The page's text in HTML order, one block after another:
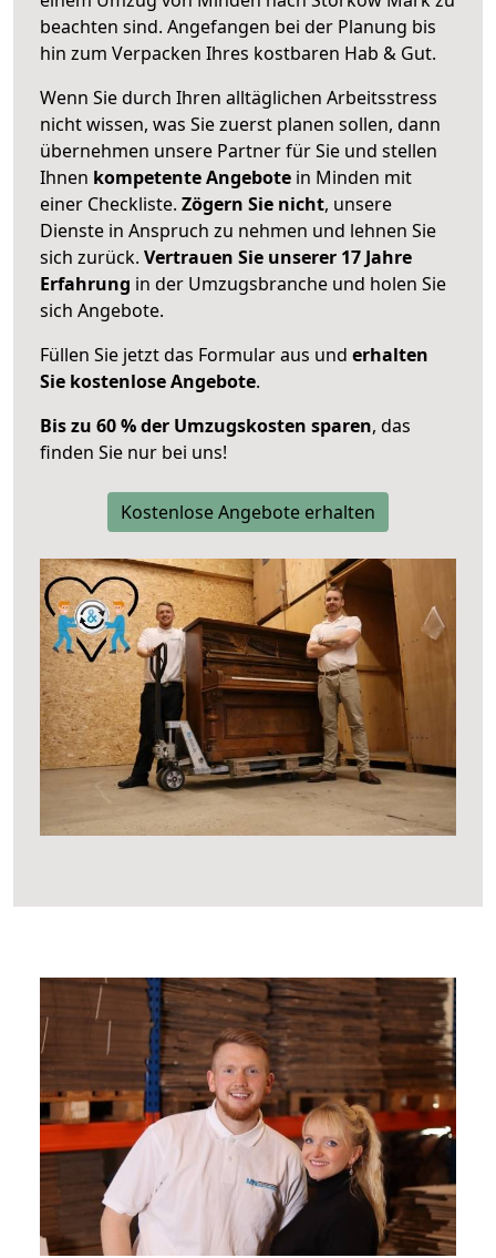
beachten sind. Angefangen bei der Planung bis
hin zum Verpacken Ihres kostbaren Hab & Gut.
Wenn Sie durch Ihren alltäglichen Arbeitsstress
nicht wissen, was Sie zuerst planen sollen, dann
übernehmen unsere Partner für Sie und stellen
Ihnen kompetente Angebote in Minden mit
einer Checkliste. Zögern Sie nicht, unsere
Dienste in Anspruch zu nehmen und lehnen Sie
sich zurück. Vertrauen Sie unserer 17 Jahre
Erfahrung in der Umzugsbranche und holen Sie
sich Angebote.
Füllen Sie jetzt das Formular aus und erhalten
Sie kostenlose Angebote.
Bis zu 60 % der Umzugskosten sparen, das
finden Sie nur bei uns!
Kostenlose Angebote erhalten